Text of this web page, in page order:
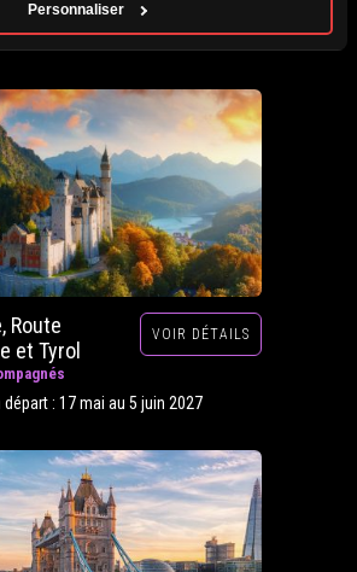
Personnaliser
départ : 29 septembre au 20 octobre
Route
et Tyrol
VOIR DÉTAILS
: 17 mai au 5 juin 2027